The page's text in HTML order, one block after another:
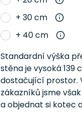
+ 30 cm
+ 40 cm
Standardní výška
stěna je vysoká 139
dostačující prostor.
zákazníků jsme
a objednat si kotec